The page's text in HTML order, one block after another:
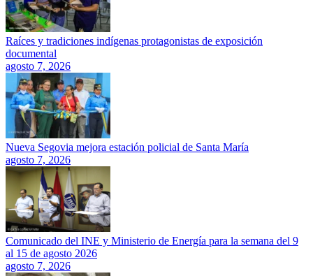
Raíces y tradiciones indígenas protagonistas de exposición
documental
agosto 7, 2026
Nueva Segovia mejora estación policial de Santa María
agosto 7, 2026
Comunicado del INE y Ministerio de Energía para la semana del 9
al 15 de agosto 2026
agosto 7, 2026